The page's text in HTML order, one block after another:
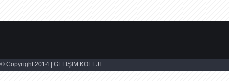
© Copyright 2014 | GELİŞİM KOLEJİ